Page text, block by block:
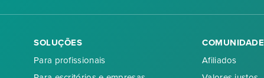
SOLUÇÕES
Para profissionais
COMUNIDADE
Afiliados